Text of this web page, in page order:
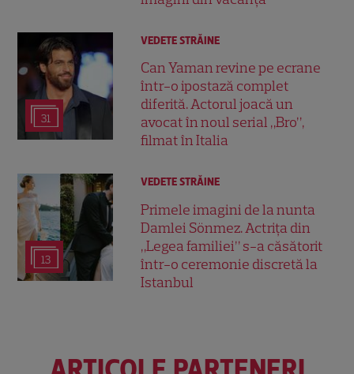
31
VEDETE STRĂINE
Can Yaman revine pe ecrane
într-o ipostază complet
diferită. Actorul joacă un
avocat în noul serial „Bro”,
filmat în Italia
13
VEDETE STRĂINE
Primele imagini de la nunta
Damlei Sönmez. Actrița din
„Legea familiei” s-a căsătorit
într-o ceremonie discretă la
Istanbul